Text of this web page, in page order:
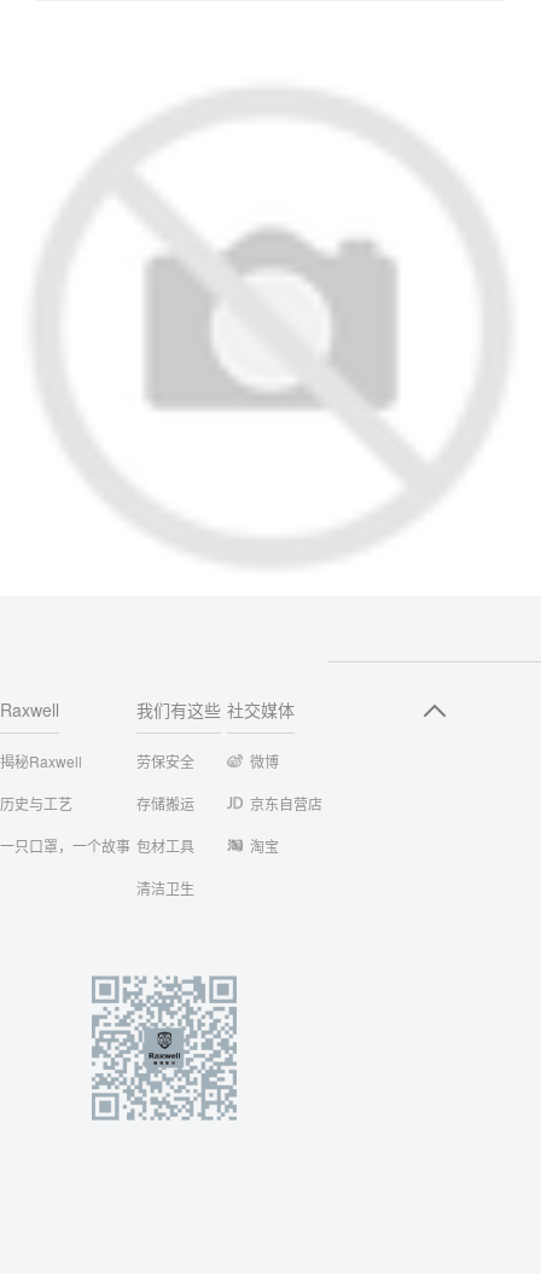
Raxwell
揭秘Raxwell
历史与工艺
一只口罩，一个故事
我们有这些
劳保安全
存储搬运
包材工具
清洁卫生
社交媒体
微博
京东自营店
淘宝